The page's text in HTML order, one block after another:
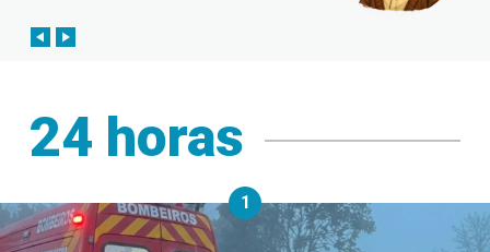
24 horas
1